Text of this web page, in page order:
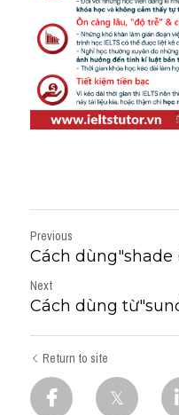
Previous
Cách dùng"shade
Next
Cách dùng
Return to site